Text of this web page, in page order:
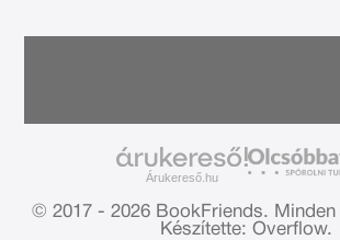
Árukereső.hu
© 2017 - 2026 BookFriends.
Készítette: Overflow.